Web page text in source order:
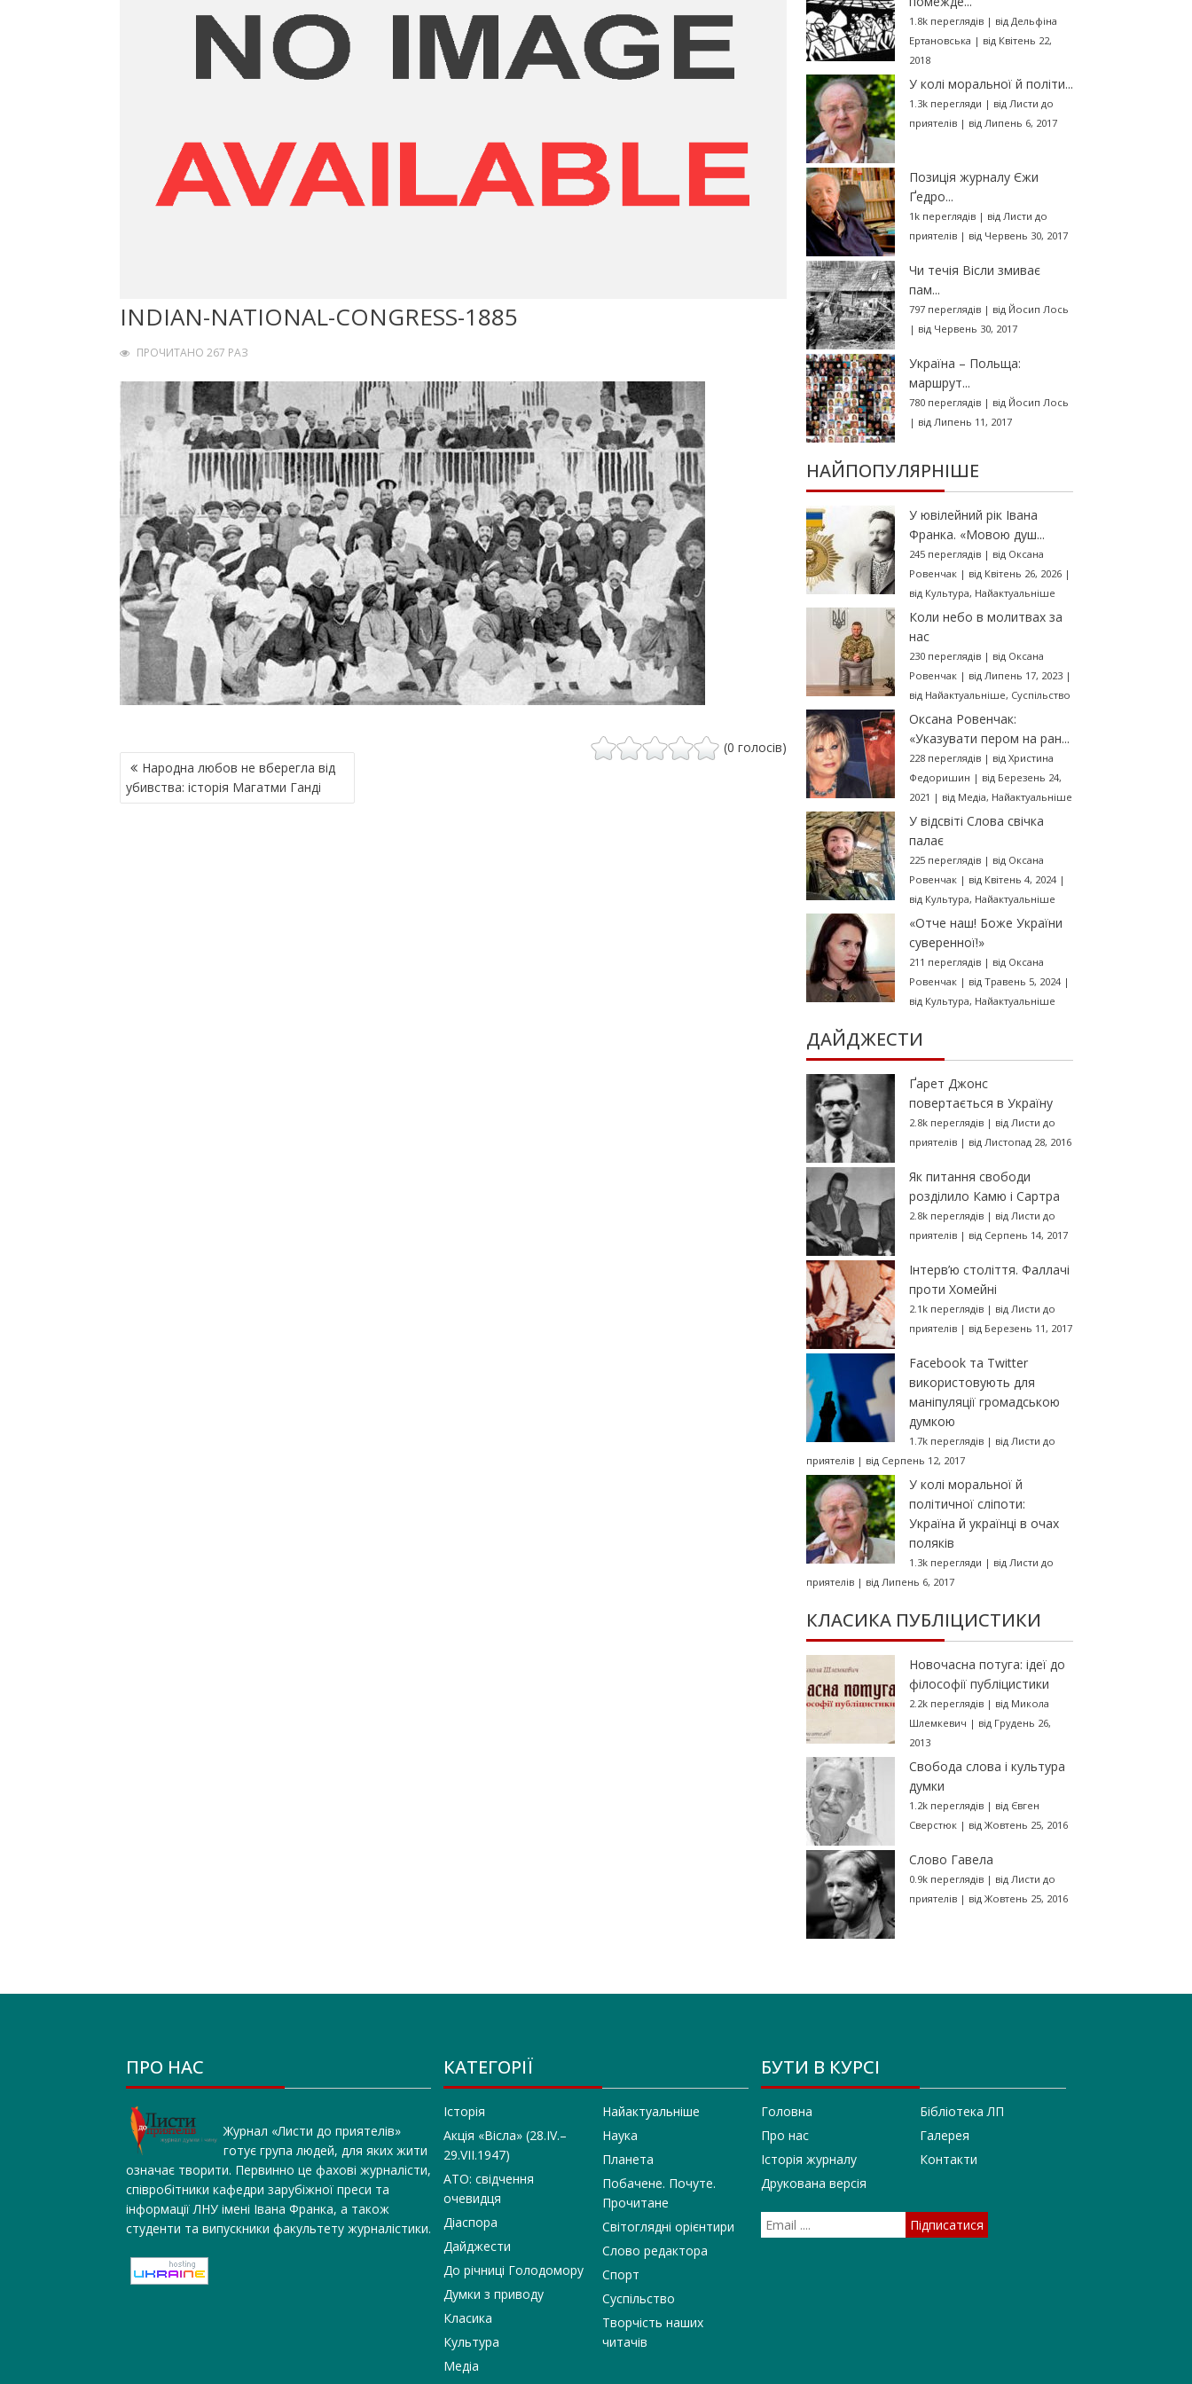
INDIAN-NATIONAL-CONGRESS-1885
ПРОЧИТАНО 267 РАЗ
(0 голосів)
Н
А
В
Народна любов не вберегла від
убивства: історія Магатми Ганді
1.8k переглядів| від Дельфіна
Ертановська | від Квітень 22,
2018
У колі моральної й політи...
1.3k перегляди | від Листи до
приятелів| від Липень 6, 2017
Позиція журналу Єжи
Ґедро...
1k переглядів| від Листи до
приятелів| від Червень 30, 2017
Чи течія Вісли змиває
пам...
797 переглядів| від Йосип Лось
| від Червень 30, 2017
Україна – Польща:
маршрут...
780 переглядів| від Йосип Лось
| від Липень 11, 2017
НАЙПОПУЛЯРНІШЕ
У ювілейний рік Івана
Франка. «Мовою душ...
245 переглядів| від Оксана
Ровенчак| від Квітень 26, 2026|
від Культура, Найактуальніше
Коли небо в молитвах за
нас
230 переглядів| від Оксана
Ровенчак| від Липень 17, 2023|
від Найактуальніше, Суспільство
Оксана Ровенчак:
«Указувати пером на ран...
228 переглядів| від Христина
Федоришин | від Березень 24,
2021 | від Медіа, Найактуальніше
У відсвіті Слова свічка
палає
225 переглядів| від Оксана
Ровенчак| від Квітень 4, 2024|
від Культура, Найактуальніше
«Отче наш! Боже України
суверенної!»
211 переглядів| від Оксана
Ровенчак| від Травень 5, 2024|
від Культура, Найактуальніше
ДАЙДЖЕСТИ
Ґарет Джонс
повертається в Україну
2.8k переглядів| від Листи до
приятелів| від Листопад 28, 2016
Як питання свободи
розділило Камю і Сартра
2.8k переглядів| від Листи до
приятелів| від Серпень 14, 2017
Інтерв’ю століття. Фаллачі
проти Хомейні
2.1k переглядів| від Листи до
приятелів| від Березень 11, 2017
Facebook та Twitter
використовують для
маніпуляції громадською
думкою
1.7k переглядів| від Листи до
приятелів| від Серпень 12, 2017
У колі моральної й
політичної сліпоти:
Україна й українці в очах
поляків
1.3k перегляди | від Листи до
приятелів| від Липень 6, 2017
КЛАСИКА ПУБЛІЦИСТИКИ
Новочасна потуга: ідеї до
філософії публіцистики
2.2k переглядів| від Микола
Шлемкевич | від Грудень 26,
2013
Свобода слова і культура
думки
1.2k переглядів| від Євген
Сверстюк| від Жовтень 25, 2016
Слово Гавела
0.9k переглядів| від Листи до
приятелів| від Жовтень 25, 2016
ПРО НАС
Журнал «Листи до приятелів»
готує група людей, для яких жити
означає творити. Первинно це фахові журналісти,
співробітники кафедри зарубіжної преси та
інформації ЛНУ імені Івана Франка, а також
студенти та випускники факультету журналістики.
КАТЕГОРІЇ
Історія
Акція «Вісла» (28.IV.–
29.VII.1947)
АТО: свідчення
очевидця
Діаспора
Дайджести
До річниці Голодомору
Думки з приводу
Класика
Культура
Медіа
Найактуальніше
Наука
Планета
Побачене. Почуте.
Прочитане
Світоглядні орієнтири
Слово редактора
Спорт
Суспільство
Творчість наших
читачів
БУТИ В КУРСІ
Головна
Про нас
Історія журналу
Друкована версія
Бібліотека ЛП
Галерея
Контакти